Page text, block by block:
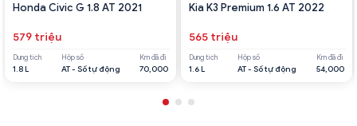
Honda Civic G 1.8 AT 2021
579 triệu
Dung tích
1.8 L
Hộp số
AT - Số tự động
Km đã đi
70,000
Kia K3 Premium 1.6 AT 2022
565 triệu
Dung tích
1.6 L
Hộp số
AT - Số tự động
Km đã đi
54,000